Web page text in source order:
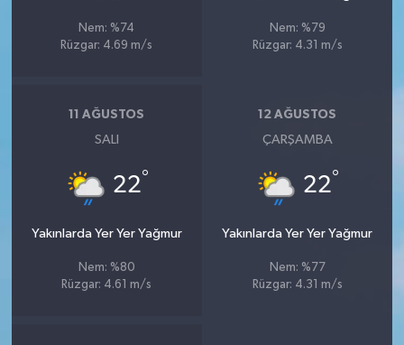
Nem: %74
Rüzgar: 4.69 m/s
Nem: %79
Rüzgar: 4.31 m/s
11 AĞUSTOS
SALI
22°
Yakınlarda Yer Yer Yağmur
Nem: %80
Rüzgar: 4.61 m/s
12 AĞUSTOS
ÇARŞAMBA
22°
Yakınlarda Yer Yer Yağmur
Nem: %77
Rüzgar: 4.31 m/s
Sağlık
Ulusal
Yaşam